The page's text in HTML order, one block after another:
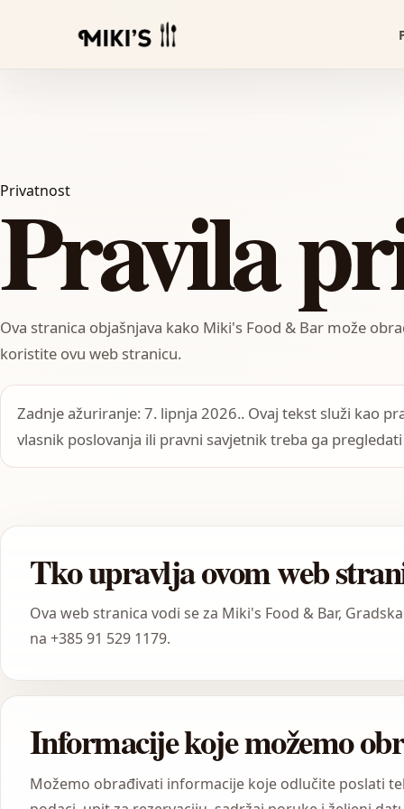
Privatnost
Pravila
Ova stranica objašnjava kako Miki's Food & Bar može
koristite ovu web stranicu.
Zadnje ažuriranje: 7. lipnja 2026.. Ovaj tekst služi kao
vlasnik poslovanja ili pravni savjetnik treba ga
Tko upravlja ovom web
Ova web stranica vodi se za Miki's Food & Bar,
na +385 91 529 1179.
Informacije koje možemo
Možemo obrađivati informacije koje odlučite poslati